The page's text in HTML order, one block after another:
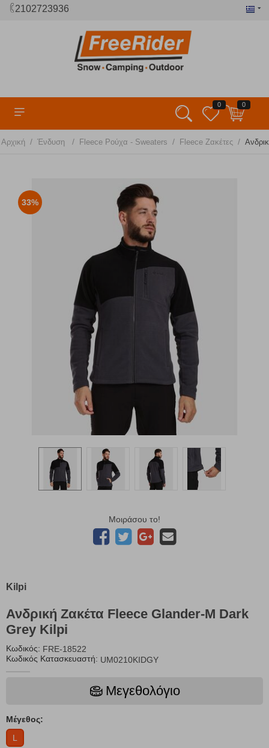
2102723936
0 0
Αρχική / Ένδυση / Fleece Ρούχα - Sweaters / Fleece Ζακέτες /
33%
Μοιράσου το!
Kilpi
Ανδρική Ζακέτα Fleece Glander-M Dark
Grey Kilpi
Κωδικός: FRE-18522
Κωδικός Κατασκευαστή: UM0210KIDGY
Μεγεθολόγιο
Μέγεθος:
L